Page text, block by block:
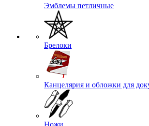
Эмблемы петличные
Брелоки
Канцелярия и обложки для
Ножи